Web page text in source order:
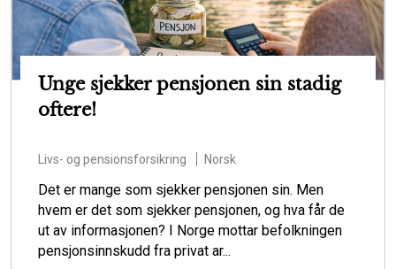
Unge sjekker pensjonen sin stadig
oftere!
Livs- og pensionsforsikring Norsk
Det er mange som sjekker pensjonen sin. Men
hvem er det som sjekker pensjonen, og hva får de
ut av informasjonen? I Norge mottar befolkningen
pensjonsinnskudd fra privat ar...